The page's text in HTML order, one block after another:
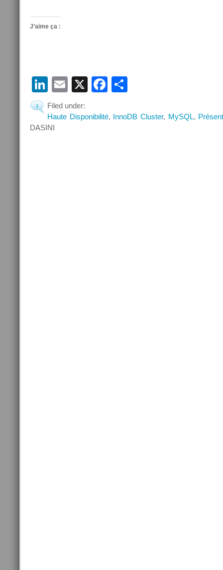
J’aime ça :
LinkedIn
Email
X Facebook
1
Filed under:
Haute Disponibilité, InnoDB Cluster, MySQL,
DASINI